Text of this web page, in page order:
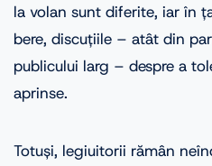
la volan sunt diferite, iar în
bere, discuțiile – atât din
publicului larg – despre a
aprinse.
Totuși, legiuitorii rămân